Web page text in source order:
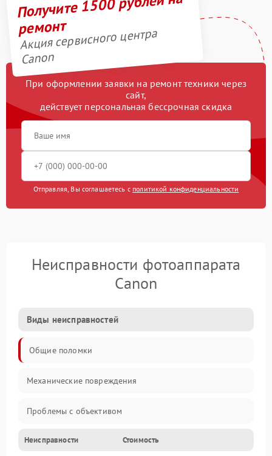
ремонт
Акция сервисного центра
Canon
При оформлении заявки на ремонт техники через
сайт,
действует персональная бессрочная скидка
Отправляя, Вы соглашаетесь с политикой конфиденциальности
Неисправности фотоаппарата
Canon
Виды неисправностей
Общие поломки
Механические повреждения
Проблемы с объективом
Электронные ошибки
Неисправности Стоимость